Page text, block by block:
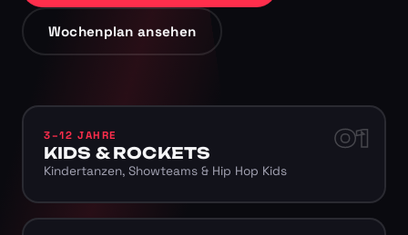
Wochenplan ansehen
01
3–12 JAHRE
KIDS & ROCKETS
Kindertanzen, Showteams & Hip Hop Kids